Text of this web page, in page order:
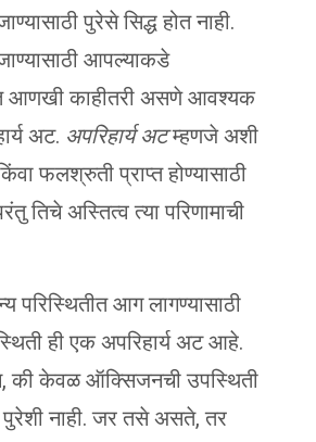
पुरेसे सिद्ध होत नाही.
आपल्याकडे
आणखी काहीतरी असणे आवश्यक
अट. अपरिहार्य अटम्हणजे अशी
फलश्रुती प्राप्त होण्यासाठी
अस्तित्व त्या परिणामाची
परिस्थितीत आग लागण्यासाठी
ही एक अपरिहार्य अट आहे.
केवळ ऑक्सिजनची उपस्थिती
पुरेशी नाही. जर तसे असते, तर